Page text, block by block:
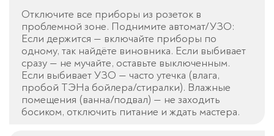
Отключите все приборы из розеток в
проблемной зоне. Поднимите автомат/УЗО:
Если держится — включайте приборы по
одному, так найдёте виновника. Если выбивает
сразу — не мучайте, оставьте выключенным.
Если выбивает УЗО — часто утечка (влага,
пробой ТЭНа бойлера/стиралки). Влажные
помещения (ванна/подвал) — не заходить
босиком, отключить питание и ждать мастера.